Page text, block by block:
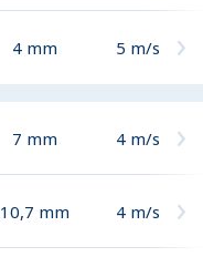
4 mm 5 m/s
7 mm 4 m/s
10,7 mm 4 m/s